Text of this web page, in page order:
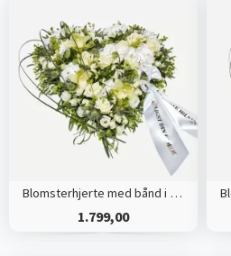
Blomsterhjerte med bånd i klassisk stil - creme
1.799,00